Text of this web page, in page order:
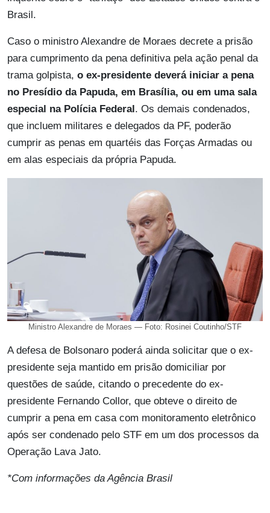
Brasil.
Caso o ministro Alexandre de Moraes decrete a prisão
para cumprimento da pena definitiva pela ação penal da
trama golpista, o ex-presidente deverá iniciar a pena
no Presídio da Papuda, em Brasília, ou em uma sala
especial na Polícia Federal . Os demais condenados,
que incluem militares e delegados da PF, poderão
cumprir as penas em quartéis das Forças Armadas ou
em alas especiais da própria Papuda.
Ministro Alexandre de Moraes — Foto: Rosinei Coutinho/STF
A defesa de Bolsonaro poderá ainda solicitar que o ex-
presidente seja mantido em prisão domiciliar por
questões de saúde, citando o precedente do ex-
presidente Fernando Collor, que obteve o direito de
cumprir a pena em casa com monitoramento eletrônico
após ser condenado pelo STF em um dos processos da
Operação Lava Jato.
*Com informações da Agência Brasil